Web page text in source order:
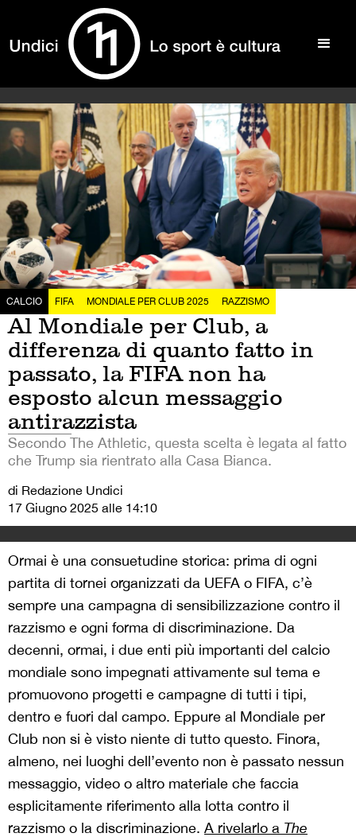
CALCIO FIFA MONDIALE PER CLUB 2025 RAZZISMO
Al Mondiale per Club, a
differenza di quanto fatto in
passato, la FIFA non ha
esposto alcun messaggio
antirazzista
Secondo The Athletic, questa scelta è legata al fatto
che Trump sia rientrato alla Casa Bianca.
di Redazione Undici
17 Giugno 2025 alle 14:10
Ormai è una consuetudine storica: prima di ogni
partita di tornei organizzati da UEFA o FIFA, c’è
sempre una campagna di sensibilizzazione contro il
razzismo e ogni forma di discriminazione. Da
decenni, ormai, i due enti più importanti del calcio
mondiale sono impegnati attivamente sul tema e
promuovono progetti e campagne di tutti i tipi,
dentro e fuori dal campo. Eppure al Mondiale per
Club non si è visto niente di tutto questo. Finora,
almeno, nei luoghi dell’evento non è passato nessun
messaggio, video o altro materiale che faccia
esplicitamente riferimento alla lotta contro il
razzismo o la discriminazione. A rivelarlo a The